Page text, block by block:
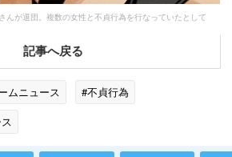
んが退団。複数の女性と不貞行為を行なっていたとして
記事へ戻る
ムニュース
#不貞行為